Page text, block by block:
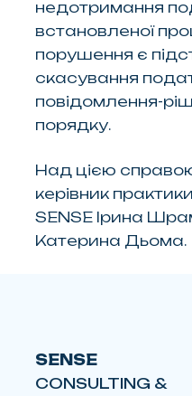
недотримання
встановленої
порушення є
скасування
повідомлення-
порядку.
Над цією
керівник
SENSE Ірина
Катерина Дьома.
SENSE
CONSULTING &